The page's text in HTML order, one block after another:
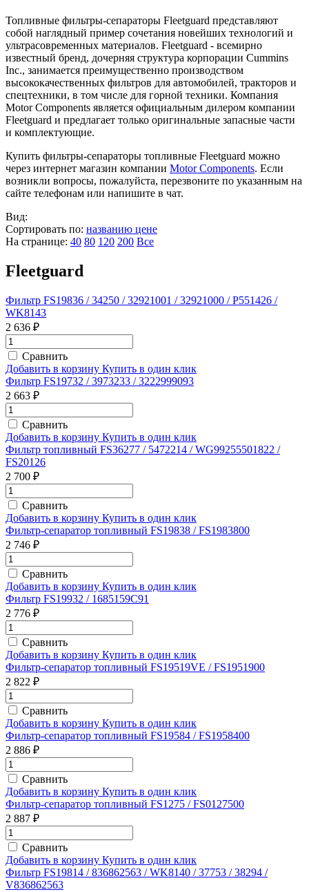
Топливные фильтры-сепараторы Fleetguard представляют
собой наглядный пример сочетания новейших технологий и
ультрасовременных материалов. Fleetguard - всемирно
известный бренд, дочерняя структура корпорации Cummins
Inc., занимается преимущественно производством
высококачественных фильтров для автомобилей, тракторов и
спецтехники, в том числе для горной техники. Компания
Motor Components является официальным дилером компании
Fleetguard и предлагает только оригинальные запасные части
и комплектующие.
Купить фильтры-сепараторы топливные Fleetguard можно
через интернет магазин компании Motor Components. Если
возникли вопросы, пожалуйста, перезвоните по указанным на
сайте телефонам или напишите в чат.
Вид:
Сортировать по: названию цене
На странице: 40 80 120 200 Все
Fleetguard
Фильтр FS19836 / 34250 / 32921001 / 32921000 / P551426 /
WK8143
2 636 ₽
Сравнить
Добавить в корзину Купить в один клик
Фильтр FS19732 / 3973233 / 3222999093
2 663 ₽
Сравнить
Добавить в корзину Купить в один клик
Фильтр топливный FS36277 / 5472214 / WG99255501822 /
FS20126
2 700 ₽
Сравнить
Добавить в корзину Купить в один клик
Фильтр-сепаратор топливный FS19838 / FS1983800
2 746 ₽
Сравнить
Добавить в корзину Купить в один клик
Фильтр FS19932 / 1685159C91
2 776 ₽
Сравнить
Добавить в корзину Купить в один клик
Фильтр-сепаратор топливный FS19519VE / FS1951900
2 822 ₽
Сравнить
Добавить в корзину Купить в один клик
Фильтр-сепаратор топливный FS19584 / FS1958400
2 886 ₽
Сравнить
Добавить в корзину Купить в один клик
Фильтр-сепаратор топливный FS1275 / FS0127500
2 887 ₽
Сравнить
Добавить в корзину Купить в один клик
Фильтр FS19814 / 836862563 / WK8140 / 37753 / 38294 /
V836862563